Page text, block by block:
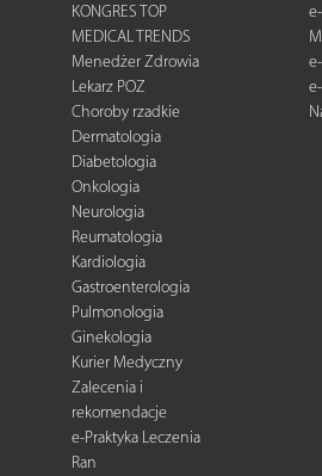
KONGRES TOP
MEDICAL TRENDS
Menedżer Zdrowia
Lekarz POZ
Choroby rzadkie
Dermatologia
Diabetologia
Onkologia
Neurologia
Reumatologia
Kardiologia
Gastroenterologia
Pulmonologia
Ginekologia
Kurier Medyczny
Zalecenia i
rekomendacje
e-Praktyka Leczenia
Ran